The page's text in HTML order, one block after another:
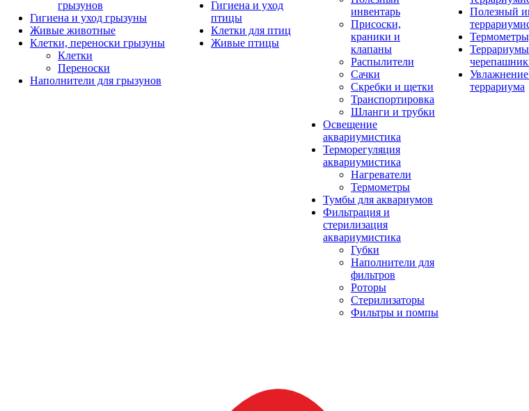
грызунов
Гигиена и уход грызуны
Живые животные
Клетки, переноски грызуны
Клетки
Переноски
Наполнители для грызунов
Гигиена и уход
птицы
Клетки для птиц
Живые птицы
инвентарь
Присоски,
краники и
клапаны
Распылители
Сачки
Скребки и щетки
Транспортировка
Шланги и трубки
Освещение
аквариумистика
Терморегуляция
аквариумистика
Нагреватели
Термометры
Тумбы для аквариумов
Фильтрация и
стерилизация
аквариумистика
Губки
Наполнители для
фильтров
Роторы
Стерилизаторы
Фильтры и помпы
Полезный
террариума